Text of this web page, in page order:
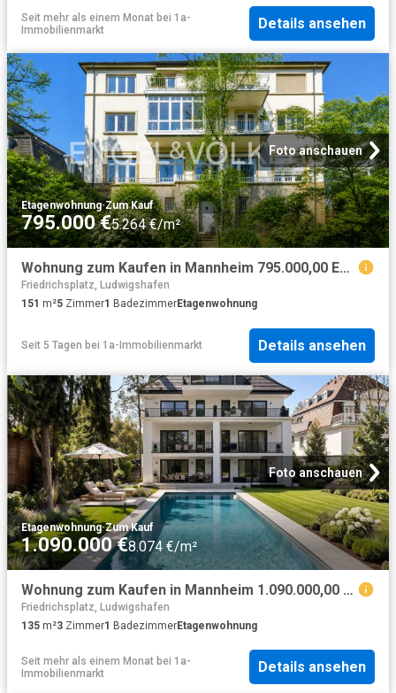
Seit mehr als einem Monat bei 1a-
Immobilienmarkt
Details ansehen
Foto anschauen
Etagenwohnung·Zum Kauf
795.000 €5.264 €/m²
Wohnung zum Kaufen in Mannheim 795.000,00 EUR 151 m²
Friedrichsplatz, Ludwigshafen
151 m²5 Zimmer1 BadezimmerEtagenwohnung
Seit 5 Tagen bei 1a-Immobilienmarkt Details ansehen
Foto anschauen
Etagenwohnung·Zum Kauf
1.090.000 €8.074 €/m²
Wohnung zum Kaufen in Mannheim 1.090.000,00 EUR 135.09 m²
Friedrichsplatz, Ludwigshafen
135 m²3 Zimmer1 BadezimmerEtagenwohnung
Seit mehr als einem Monat bei 1a-
Immobilienmarkt
Details ansehen